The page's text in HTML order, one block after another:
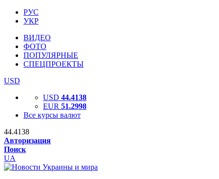
РУС
УКР
ВИДЕО
ФОТО
ПОПУЛЯРНЫЕ
СПЕЦПРОЕКТЫ
USD
USD 44.4138
EUR 51.2998
Все курсы валют
44.4138
Авторизация
Поиск
UA